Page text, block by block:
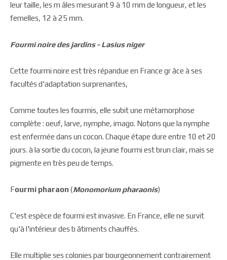
leur taille, les m âles mesurant 9 à 10 mm de longueur, et les
femelles, 12 à 25 mm.
Fourmi noire des jardins -Lasius niger
Cette fourmi noire est très répandue en France gr âce à ses
facultés d'adaptation surprenantes,
Comme toutes les fourmis, elle subit une métamorphose
complète : oeuf, larve, nymphe, imago. Notons que la nymphe
est enfermée dans un cocon. Chaque étape dure entre 10 et 20
jours. à la sortie du cocon, la jeune fourmi est brun clair, mais se
pigmente en très peu de temps.
Fourmi pharaon (Monomorium pharaonis)
C'est espèce de fourmi est invasive. En France, elle ne survit
qu'à l'intérieur des b âtiments chauffés.
Elle multiplie ses colonies par bourgeonnement contrairement